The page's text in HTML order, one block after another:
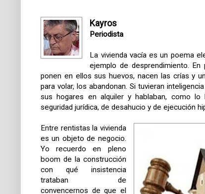
Kayros
Periodista
La vivienda vacía es un poema
ejemplo de desprendimiento. En
ponen en ellos sus huevos, nacen las crías y
para volar, los abandonan. Si tuvieran
sus hogares en alquiler y hablaban, como lo
seguridad jurídica, de desahucio y de ejecución
Entre rentistas la vivienda
es un objeto de negocio.
Yo recuerdo en pleno
boom de la construcción
con qué insistencia
trataban de
convencernos de que el